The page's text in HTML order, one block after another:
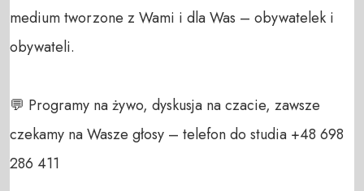
medium tworzone z Wami i dla Was – obywatelek i
obywateli.
💬 Programy na żywo, dyskusja na czacie, zawsze
czekamy na Wasze głosy – telefon do studia +48 698
286 411